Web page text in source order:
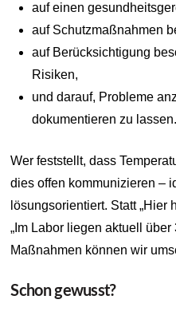
auf einen
auf Schutzmaßnahmen
auf Berücksichtigung
Risiken,
und darauf, Probleme
dokumentieren zu lassen.
Wer feststellt, dass
dies offen kommunizieren –
lösungsorientiert. Statt „Hier
„Im Labor liegen aktuell
Maßnahmen können wir
Schon gewusst?